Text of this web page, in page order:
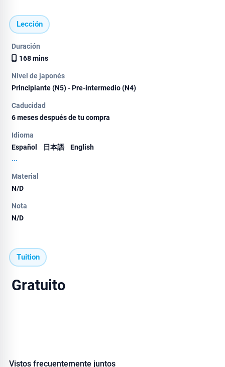
Lección
Duración
168 mins
Nivel de japonés
Principiante (N5) - Pre-intermedio (N4)
Caducidad
6 meses después de tu compra
Idioma
Español 日本語
English
...
Material
N/D
Nota
N/D
Tuition
Gratuito
Vistos frecuentemente juntos